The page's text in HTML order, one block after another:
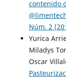
contenido
Núm. 2
Yurica
Miladys
Oscar